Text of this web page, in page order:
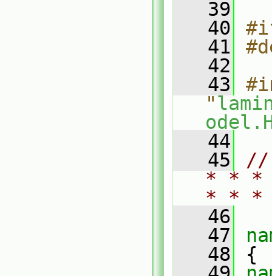
   39
   40
   41
   42
   43
"
   44
   45
//
* * *
* *
   46
   47
   48
{